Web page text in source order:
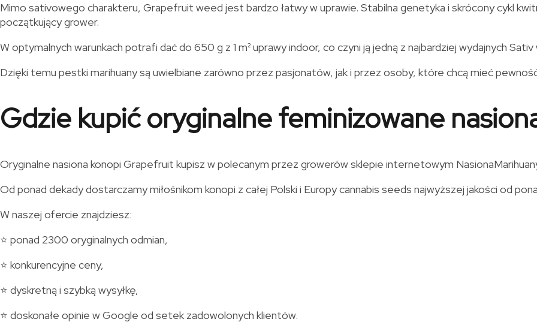
Mimo sativowego charakteru, Grapefruit weed jest bardzo łatwy w uprawie. Stabilna genetyka i skrócony cykl
początkujący grower.
W optymalnych warunkach potrafi dać do 650 g z 1 m² uprawy indoor, co czyni ją jedną z najbardziej wydajnych Sativ
Dzięki temu pestki marihuany są uwielbiane zarówno przez pasjonatów, jak i przez osoby, które chcą mieć
Gdzie kupić oryginalne feminizowane
Oryginalne nasiona konopi Grapefruit kupisz w polecanym przez growerów sklepie internetowym
Od ponad dekady dostarczamy miłośnikom konopi z całej Polski i Europy cannabis seeds najwyższej jakości od
W naszej ofercie znajdziesz:
⭐ ponad 2300 oryginalnych odmian,
⭐ konkurencyjne ceny,
⭐ dyskretną i szybką wysyłkę,
⭐ doskonałe opinie w Google od setek zadowolonych klientów.